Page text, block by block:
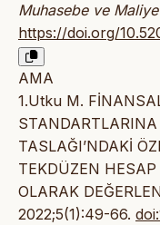
Muhasebe ve
https://doi.org/
AMA
1.Utku M.
TASLAĞI’NDAKİ
TEKDÜZEN
OLARAK
2022;5(1):49-66.